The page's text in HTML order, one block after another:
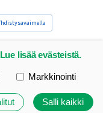
Lue lisää evästeistä.
Markkinointi
Salli kaikki